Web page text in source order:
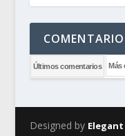
Últimos comentarios Más
Designed by